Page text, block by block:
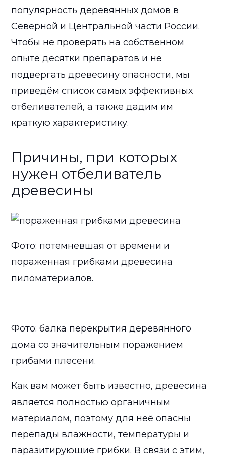
популярность деревянных домов в
Северной и Центральной части России.
Чтобы не проверять на собственном
опыте десятки препаратов и не
подвергать древесину опасности, мы
приведём список самых эффективных
отбеливателей, а также дадим им
краткую характеристику.
Причины, при которых
нужен отбеливатель
древесины
Фото: потемневшая от времени и
пораженная грибками древесина
пиломатериалов.
Фото: балка перекрытия деревянного
дома со значительным поражением
грибами плесени.
Как вам может быть известно, древесина
является полностью органичным
материалом, поэтому для неё опасны
перепады влажности, температуры и
паразитирующие грибки. В связи с этим,